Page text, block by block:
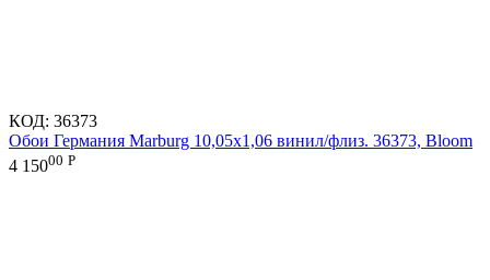
КОД: 36373
Обои Германия Marburg 10,05x1,06 винил/флиз. 36373, Bloom
4 15000 Р